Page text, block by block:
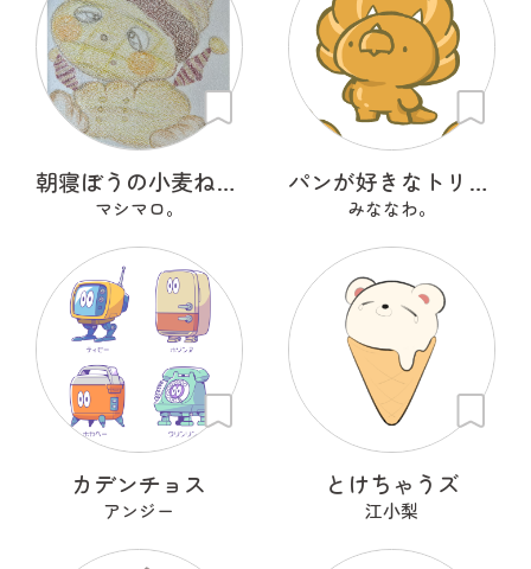
朝寝ぼうの小麦ねた朗 『こむぎねたろう』
マシマロ。
パンが好きなトリケラトプス『ととさん』
みななわ。
カデンチョス
アンジー
とけちゃうズ
江小梨